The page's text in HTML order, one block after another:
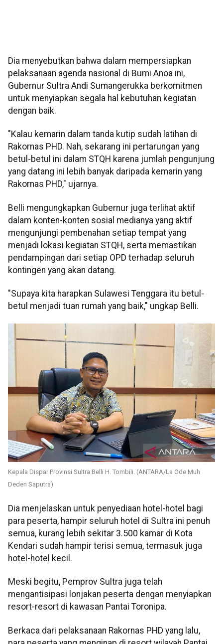
Dia menyebutkan bahwa dalam mempersiapkan
pelaksanaan agenda nasional di Bumi Anoa ini,
Gubernur Sultra Andi Sumangerukka berkomitmen
untuk menyiapkan segala hal kebutuhan kegiatan
dengan baik.
"Kalau kemarin dalam tanda kutip sudah latihan di
Rakornas PHD. Nah, sekarang ini pertarungan yang
betul-betul ini dalam STQH karena jumlah pengunjung
yang datang ini lebih banyak daripada kemarin yang
Rakornas PHD," ujarnya.
Belli mengungkapkan Gubernur juga terlihat aktif
dalam konten-konten sosial medianya yang aktif
mengunjungi pembenahan setiap tempat yang
menjadi lokasi kegiatan STQH, serta memastikan
pendampingan dari setiap OPD terhadap seluruh
kontingen yang akan datang.
"Supaya kita harapkan Sulawesi Tenggara itu betul-
betul menjadi tuan rumah yang baik," ungkap Belli.
Kepala Dispar Provinsi Sultra Belli H. Tombili. (ANTARA/La Ode Muh
Deden Saputra)
Dia menjelaskan untuk penyediaan hotel-hotel bagi
para peserta, hampir seluruh hotel di Sultra ini penuh
semua, kurang lebih sekitar 3.500 kamar di Kota
Kendari sudah hampir terisi semua, termasuk juga
hotel-hotel kecil.
Meski begitu, Pemprov Sultra juga telah
mengantisipasi lonjakan peserta dengan menyiapkan
resort-resort di kawasan Pantai Toronipa.
Berkaca dari pelaksanaan Rakornas PHD yang lalu,